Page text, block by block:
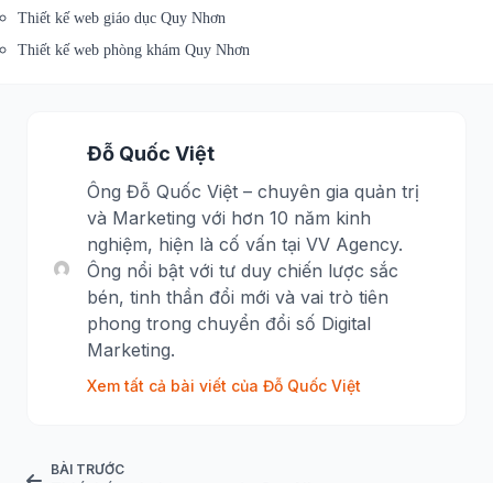
Thiết kế web giáo dục Quy Nhơn
Thiết kế web phòng khám Quy Nhơn
Đỗ Quốc Việt
Ông Đỗ Quốc Việt – chuyên gia quản trị
và Marketing với hơn 10 năm kinh
nghiệm, hiện là cố vấn tại VV Agency.
Ông nổi bật với tư duy chiến lược sắc
bén, tinh thần đổi mới và vai trò tiên
phong trong chuyển đổi số Digital
Marketing.
Xem tất cả bài viết của Đỗ Quốc Việt
BÀI TRƯỚC